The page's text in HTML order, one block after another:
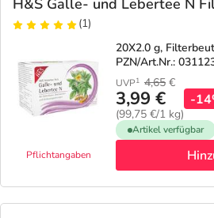
Vitamine & Mineralstoffe
H&S Galle- und Lebertee N
(1)
Pflichtangaben
20X2.0 g,
PZN/Art.Nr.:
UVP1 4,65 €
3,99 €
(99,75 €/1 kg)
-
Artikel verfügbar